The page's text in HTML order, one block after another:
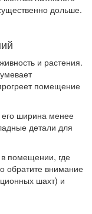
дольше.
и растения.
помещение
его ширина менее
детали для
помещении, где
обратите внимание
шахт) и